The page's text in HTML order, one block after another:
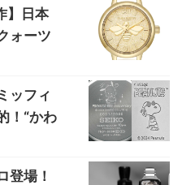
】日本
ォーツ
ッフィ
！“かわ
登場！